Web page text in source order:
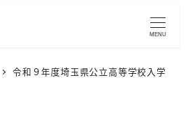
MENU
令和９年度埼玉県公立高等学校入学